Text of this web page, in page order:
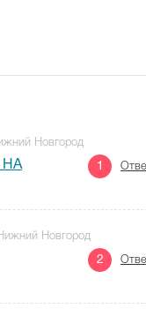
Новгород
НА 1
Новгород
2